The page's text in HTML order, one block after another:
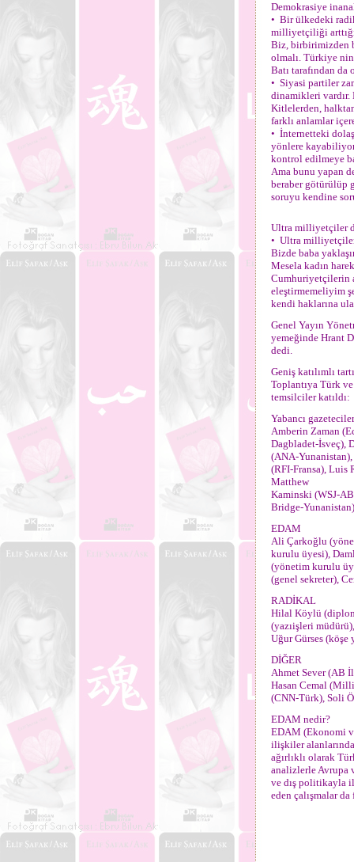
Demokrasiye
• Bir ülkedeki
milliyetçiliği
Biz, birbirimizden
olmalı. Türkiye
Batı tarafından da
• Siyasi partiler
dinamikleri vardır.
Kitlelerden,
farklı anlamlar
• İnternetteki
yönlere
kontrol edilmeye
Ama bunu yapan
beraber götürülüp
soruyu kendine
Ultra milliyetçiler
• Ultra
Bizde baba
Mesela kadın
Cumhuriyetçilerin
eleştirmemeliyim
kendi haklarına
Genel Yayın
yemeğinde Hrant
dedi.
Geniş katılımlı
Toplantıya Türk
temsilciler katıldı:
Yabancı
Amberin Zaman
Dagbladet-İsveç),
(ANA-
(RFI-Fransa), Luis
Matthew
Kaminski (WSJ-
Bridge-Yunanistan)
EDAM
Ali Çarkoğlu
kurulu üyesi),
(yönetim kurulu
(genel sekreter),
RADİKAL
Hilal Köylü
(yazıişleri
Uğur Gürses (köşe
DİĞER
Ahmet Sever (AB
Hasan Cemal
(CNN-Türk), Soli
EDAM nedir?
EDAM (Ekonomi
ilişkiler alanlarında
ağırlıklı olarak
analizlerle Avrupa
ve dış politikayla
eden çalışmalar